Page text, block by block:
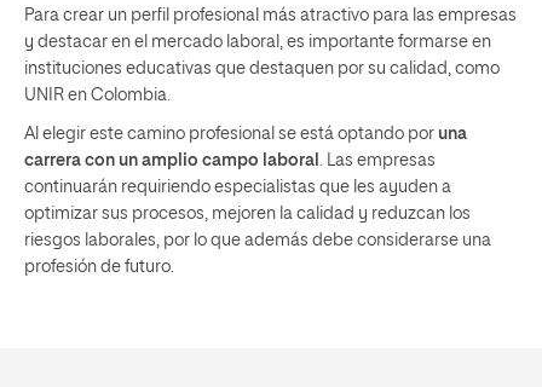
Para crear un perfil profesional más atractivo para las empresas
y destacar en el mercado laboral, es importante formarse en
instituciones educativas que destaquen por su calidad, como
UNIR en Colombia.
Al elegir este camino profesional se está optando por una
carrera con un amplio campo laboral
. Las empresas
continuarán requiriendo especialistas que les ayuden a
optimizar sus procesos, mejoren la calidad y reduzcan los
riesgos laborales, por lo que además debe considerarse una
profesión de futuro.